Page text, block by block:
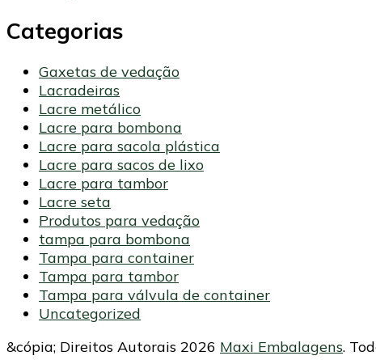
Categorias
Gaxetas de vedação
Lacradeiras
Lacre metálico
Lacre para bombona
Lacre para sacola plástica
Lacre para sacos de lixo
Lacre para tambor
Lacre seta
Produtos para vedação
tampa para bombona
Tampa para container
Tampa para tambor
Tampa para válvula de container
Uncategorized
&cópia; Direitos Autorais 2026 Maxi Embalagens.